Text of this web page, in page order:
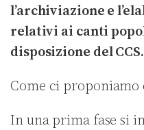
l’archiviazione e
relativi ai canti
disposizione del CCS.
Come ci proponiamo
In una prima fase si